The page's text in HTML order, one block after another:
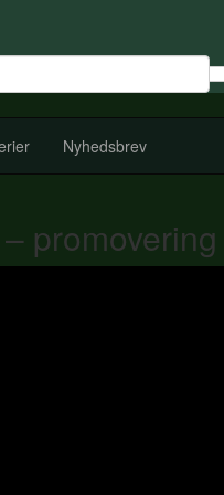
Nyhedsbrev
promovering